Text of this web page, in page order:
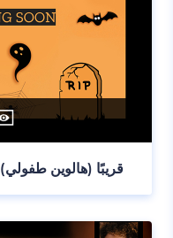
قريبًا (هالوين طفولي)